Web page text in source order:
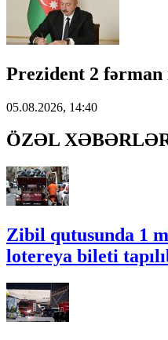
Prezident 2 fərman
05.08.2026, 14:40
ÖZƏL
Zibil qutusunda 1
lotereya bileti